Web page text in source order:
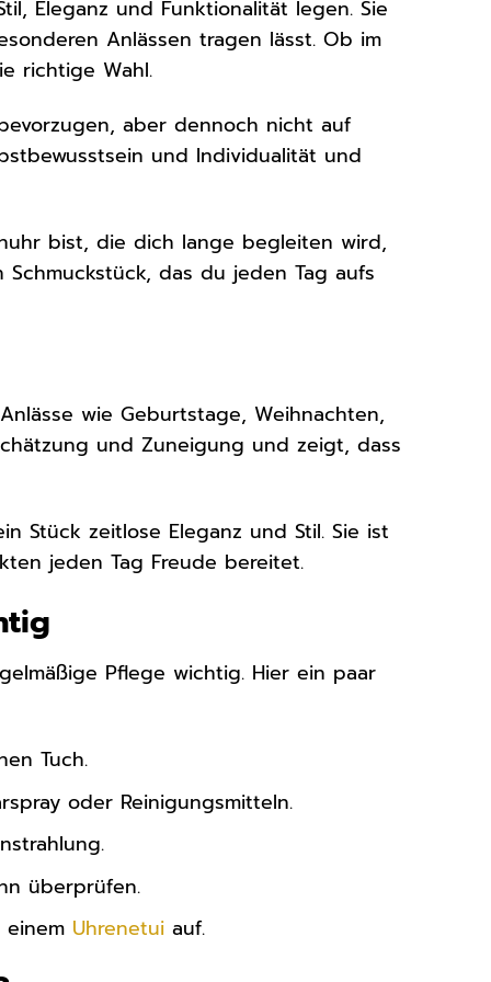
Eleganz und Funktionalität legen. Sie
Anlässen tragen lässt. Ob im
richtige Wahl.
aber dennoch nicht auf
und Individualität und
bist, die dich lange begleiten wird,
das du jeden Tag aufs
wie Geburtstage, Weihnachten,
und Zuneigung und zeigt, dass
Stück zeitlose Eleganz und Stil. Sie ist
jeden Tag Freude bereitet.
Pflege wichtig. Hier ein paar
Tuch.
oder Reinigungsmitteln.
überprüfen.
Uhrenetui auf.